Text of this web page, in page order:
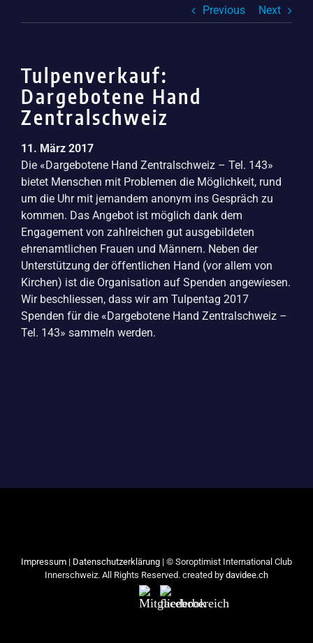
Previous Next
Tulpenverkauf:
Dargebotene Hand
Zentralschweiz
11. März 2017
Die «Dargebotene Hand Zentralschweiz – Tel. 143»
bietet Menschen mit Problemen die Möglichkeit, rund
um die Uhr mit jemandem anonym ins Gespräch zu
kommen. Das Angebot ist möglich dank dem
Engagement von zahlreichen gut ausgebildeten
ehrenamtlichen Frauen und Männern. Neben der
Unterstützung der öffentlichen Hand (vor allem von
Kirchen) ist die Organisation auf Spenden angewiesen.
Wir beschliessen, dass wir am Tulpentag 2017
Spenden für die «Dargebotene Hand Zentralschweiz –
Tel. 143» sammeln werden.
Impressum | Datenschutzerklärung | © Soroptimist International Club
Innerschweiz. All Rights Reserved. created by davidee.ch
Mitgliederbereich
Facebook